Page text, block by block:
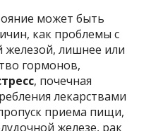
может быть
как проблемы с
лишнее или
гормонов,
, почечная
лекарствами
приема пищи,
железе, рак